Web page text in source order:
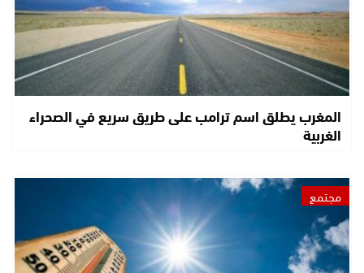
المغرب يطلق اسم ترامب على طريق سريع في الصحراء
الغربية
مجتمع